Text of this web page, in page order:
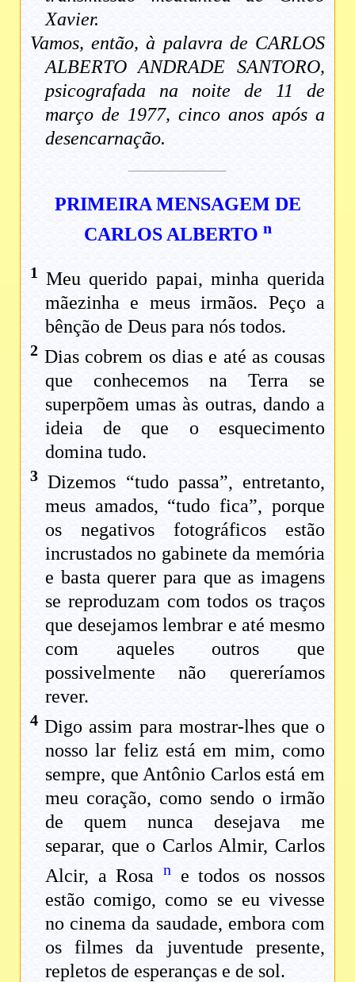
Xavier.
Vamos, então, à palavra de CARLOS
ALBERTO ANDRADE SANTORO,
psicografada na noite de 11 de
março de 1977, cinco anos após a
desencarnação.
PRIMEIRA MENSAGEM DE
CARLOS ALBERTO n
1 Meu querido papai, minha querida
mãezinha e meus irmãos. Peço a
bênção de Deus para nós todos.
2 Dias cobrem os dias e até as cousas
que conhecemos na Terra se
superpõem umas às outras, dando a
ideia de que o esquecimento
domina tudo.
3 Dizemos “tudo passa”, entretanto,
meus amados, “tudo fica”, porque
os negativos fotográficos estão
incrustados no gabinete da memória
e basta querer para que as imagens
se reproduzam com todos os traços
que desejamos lembrar e até mesmo
com aqueles outros que
possivelmente não quereríamos
rever.
4 Digo assim para mostrar-lhes que o
nosso lar feliz está em mim, como
sempre, que Antônio Carlos está em
meu coração, como sendo o irmão
de quem nunca desejava me
separar, que o Carlos Almir, Carlos
Alcir, a Rosan
e todos os nossos
estão comigo, como se eu vivesse
no cinema da saudade, embora com
os filmes da juventude presente,
repletos de esperanças e de sol.